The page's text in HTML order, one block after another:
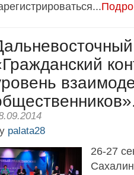
palata28
26-27